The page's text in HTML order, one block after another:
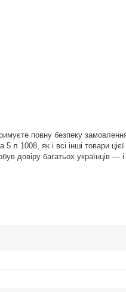
повну безпеку
1008, як і всі інші товари цієї
довіру багатьох українців —